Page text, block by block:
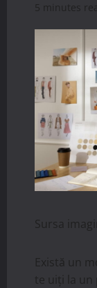
5 minutes
Sursa
Există un
te uiți la un